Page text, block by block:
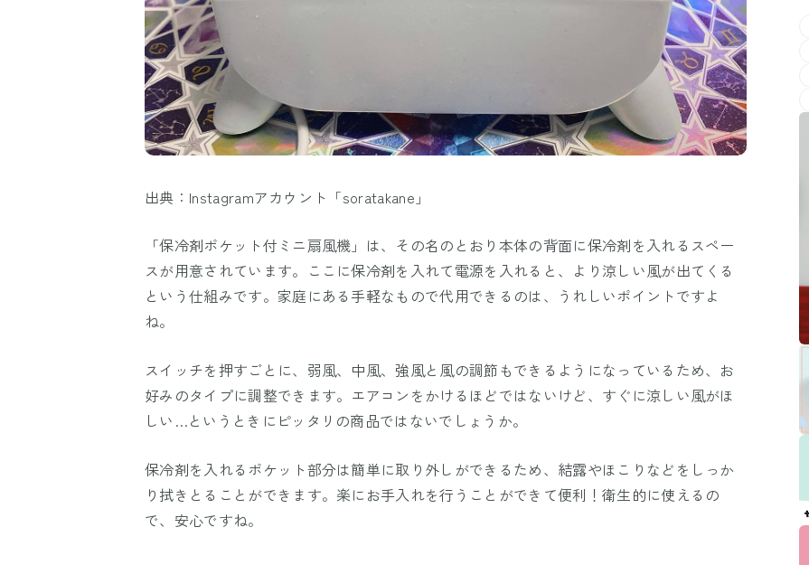
出典：Instagramアカウント「soratakane」
「保冷剤ポケット付ミニ扇風機」は、その名のとおり本体の背面に保冷剤を入れるスペー
スが用意されています。ここに保冷剤を入れて電源を入れると、より涼しい風が出てくる
という仕組みです。家庭にある手軽なもので代用できるのは、うれしいポイントですよ
ね。
スイッチを押すごとに、弱風、中風、強風と風の調節もできるようになっているため、お
好みのタイプに調整できます。エアコンをかけるほどではないけど、すぐに涼しい風がほ
しい…というときにピッタリの商品ではないでしょうか。
保冷剤を入れるポケット部分は簡単に取り外しができるため、結露やほこりなどをしっか
り拭きとることができます。楽にお手入れを行うことができて便利！衛生的に使えるの
で、安心ですね。